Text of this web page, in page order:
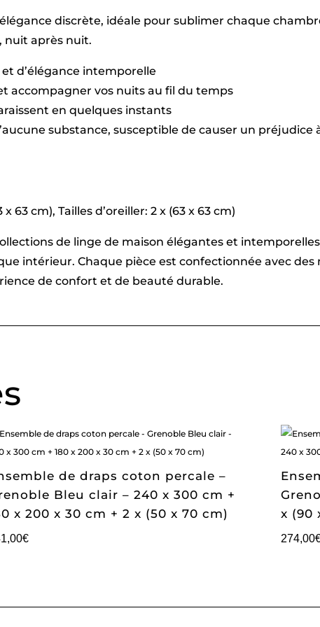
160
30
cm
2
x
discrète, idéale pour sublimer chaque
nuit après nuit.
d’élégance intemporelle
accompagner vos nuits au fil du temps
en quelques instants
substance, susceptible de causer un
63 cm), Tailles d’oreiller: 2 x (63 x 63 cm)
de linge de maison élégantes et
intérieur. Chaque pièce est confectionnée avec
de confort et de beauté durable.
de draps coton percale –
Bleu clair – 240 x 300 cm +
x 200 x 30 cm + 2 x (50 x 70 cm)
€
x (90
274,00